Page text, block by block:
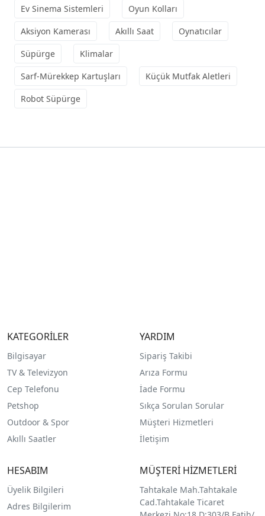
Ev Sinema Sistemleri
Oyun Kolları
Aksiyon Kamerası
Akıllı Saat
Oynatıcılar
Süpürge
Klimalar
Sarf-Mürekkep Kartuşları
Küçük Mutfak Aletleri
Robot Süpürge
KATEGORİLER
Bilgisayar
TV & Televizyon
Cep Telefonu
Petshop
Outdoor & Spor
Akıllı Saatler
YARDIM
Sipariş Takibi
Arıza Formu
İade Formu
Sıkça Sorulan Sorular
Müşteri Hizmetleri
İletişim
HESABIM
Üyelik Bilgileri
Adres Bilgilerim
MÜŞTERİ HİZMETLERİ
Tahtakale Mah.Tahtakale
Cad.Tahtakale Ticaret